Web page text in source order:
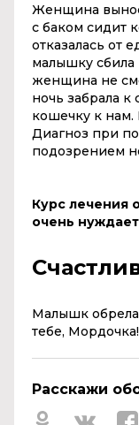
Женщина
с баком сидит
отказалась от
малышку
женщина не
ночь забрала к
кошечку к нам.
Диагноз при
подозрением
Курс лечения
очень
Малышк
тебе, Мордочка!
Расскажи